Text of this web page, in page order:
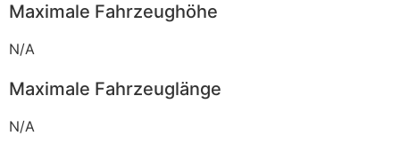
Maximale Fahrzeughöhe
N/A
Maximale Fahrzeuglänge
N/A